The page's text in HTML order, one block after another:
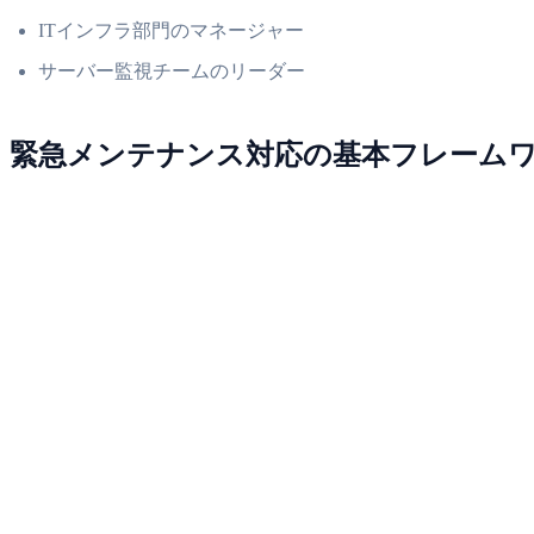
ITインフラ部門のマネージャー
サーバー監視チームのリーダー
緊急メンテナンス対応の基本フレーム